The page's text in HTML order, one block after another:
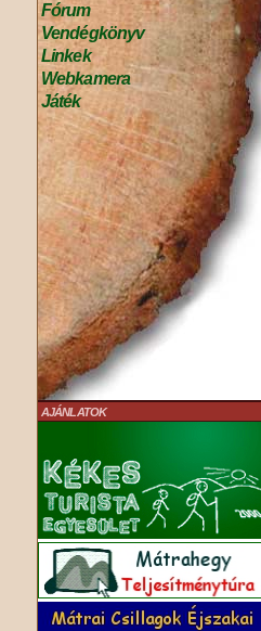
Fórum
Vendégkönyv
Linkek
Webkamera
Játék
AJÁNLATOK